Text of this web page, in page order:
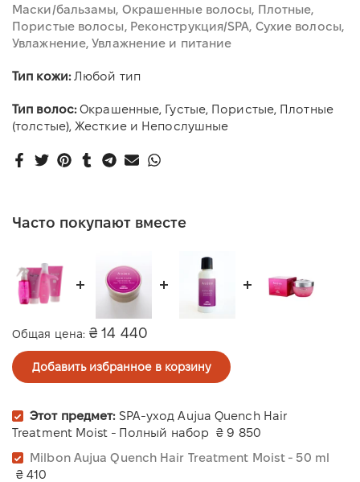
Маски/бальзамы Окрашенные волосы Плотные
Пористые волосы Реконструкция/SPA Сухие волосы
Увлажнение Увлажнение и питание
Тип кожи:Любой тип
Тип волос:Окрашенные, Густые, Пористые, Плотные
(толстые), Жесткие и Непослушные
Часто покупают вместе
Общая цена: ₴ 14 440
Добавить избранное в корзину
Этот предмет:SPA-уход Aujua Quench Hair
Treatment Moist - Полный набор ₴ 9 850
Milbon Aujua Quench Hair Treatment Moist - 50 ml
₴ 410